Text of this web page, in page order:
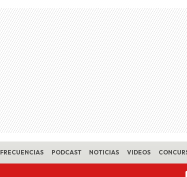
FRECUENCIAS PODCAST NOTICIAS VIDEOS